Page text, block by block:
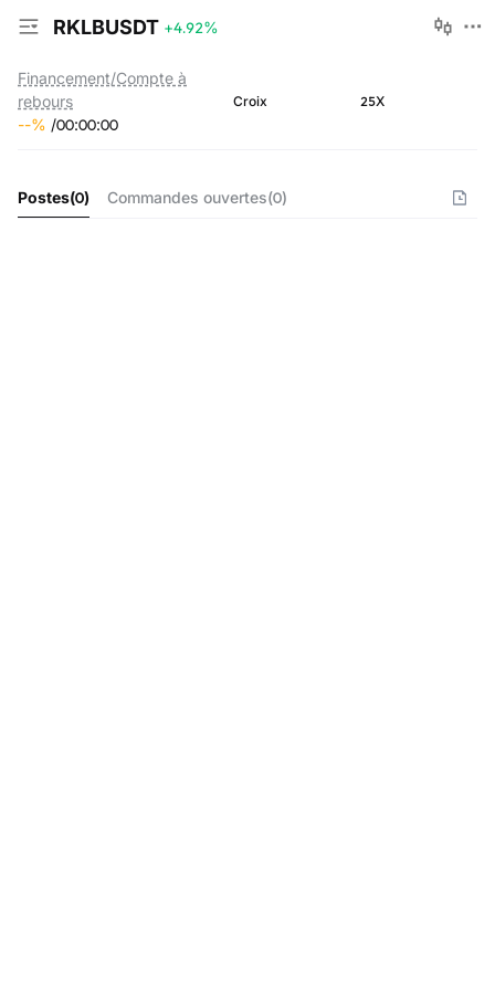
RKLBUSDT +4.92%
Financement/Compte à
rebours
--% /00:00:00
Croix 25X
Postes(0) Commandes ouvertes(0)